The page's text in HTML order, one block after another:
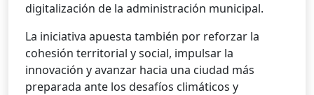
digitalización de la administración municipal.
La iniciativa apuesta también por reforzar la
cohesión territorial y social, impulsar la
innovación y avanzar hacia una ciudad más
preparada ante los desafíos climáticos y